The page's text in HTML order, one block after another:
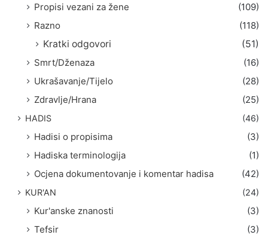
Propisi vezani za žene
(109)
Razno
(118)
Kratki odgovori
(51)
Smrt/Dženaza
(16)
Ukrašavanje/Tijelo
(28)
Zdravlje/Hrana
(25)
HADIS (46)
Hadisi o propisima
(3)
Hadiska terminologija
(1)
Ocjena dokumentovanje i komentar hadisa
(42)
KUR'AN (24)
Kur'anske znanosti
(3)
Tefsir
(3)